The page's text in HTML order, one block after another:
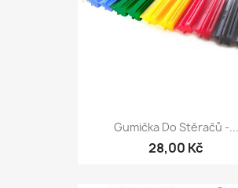
Gumička Do Stěračů -...
28,00 Kč